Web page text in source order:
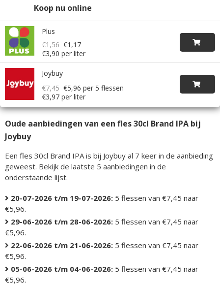
Koop nu online
Plus
€1,56 €1,17
€3,90 per liter
Joybuy
€7,45 €5,96 per 5 flessen
€3,97 per liter
Oude aanbiedingen van een fles 30cl Brand IPA bij
Joybuy
Een fles 30cl Brand IPA is bij Joybuy al 7 keer in de aanbieding
geweest. Bekijk de laatste 5 aanbiedingen in de
onderstaande lijst.
20-07-2026 t/m 19-07-2026: 5 flessen van €7,45 naar
€5,96.
29-06-2026 t/m 28-06-2026: 5 flessen van €7,45 naar
€5,96.
22-06-2026 t/m 21-06-2026: 5 flessen van €7,45 naar
€5,96.
05-06-2026 t/m 04-06-2026: 5 flessen van €7,45 naar
€5,96.